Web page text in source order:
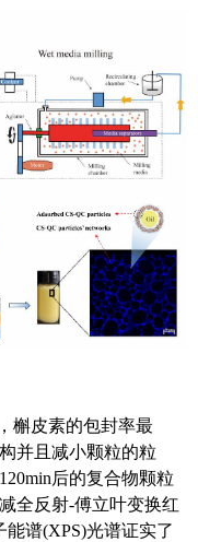
槲皮素的包封率最
并且减小颗粒的粒
120min后的复合物颗粒
全反射-傅立叶变换红
能谱(XPS)光谱证实了